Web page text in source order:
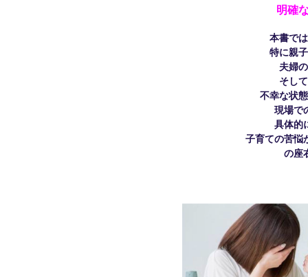
明確
本書で
特に親
夫婦
そし
不幸な状
現場で
具体的
子育ての苦悩
の座